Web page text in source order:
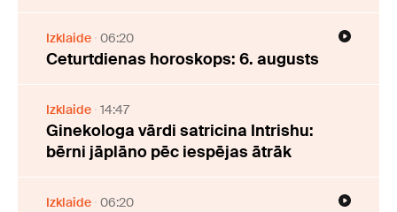
Izklaide 06:20
Ceturtdienas horoskops: 6. augusts
Izklaide 14:47
Ginekologa vārdi satricina Intrishu:
bērni jāplāno pēc iespējas ātrāk
Izklaide 06:20